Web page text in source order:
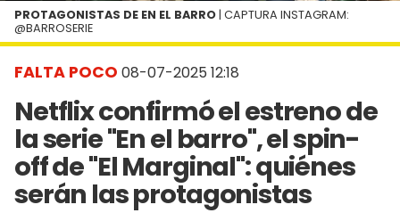
FALTA POCO 08-07-2025 12:18
Netflix confirmó el estreno de
la serie "En el barro", el spin-
off de "El Marginal": quiénes
serán las protagonistas
PROTAGONISTAS DE EN EL BARRO | CAPTURA INSTAGRAM:
@BARROSERIE